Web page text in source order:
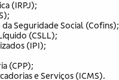
(IRPJ);
Seguridade Social (Cofins);
(CSLL);
(IPI);
(CPP);
e Serviços (ICMS).